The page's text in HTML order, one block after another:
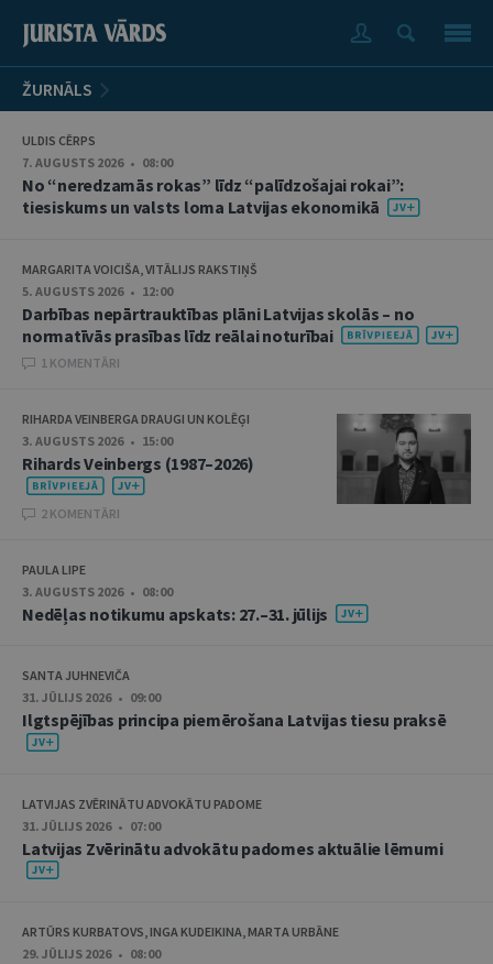
ŽURNĀLS
ULDIS CĒRPS
7. AUGUSTS 2026 • 08:00
No “neredzamās rokas” līdz “palīdzošajai rokai”:
tiesiskums un valsts loma Latvijas ekonomikā
MARGARITA VOICIŠA, VITĀLIJS RAKSTIŅŠ
5. AUGUSTS 2026 • 12:00
Darbības nepārtrauktības plāni Latvijas skolās – no
normatīvās prasības līdz reālai noturībai
1 KOMENTĀRI
RIHARDA VEINBERGA DRAUGI UN KOLĒĢI
3. AUGUSTS 2026 • 15:00
Rihards Veinbergs (1987–2026)
2 KOMENTĀRI
PAULA LIPE
3. AUGUSTS 2026 • 08:00
Nedēļas notikumu apskats: 27.–31. jūlijs
SANTA JUHNEVIČA
31. JŪLIJS 2026 • 09:00
Ilgtspējības principa piemērošana Latvijas tiesu praksē
LATVIJAS ZVĒRINĀTU ADVOKĀTU PADOME
31. JŪLIJS 2026 • 07:00
Latvijas Zvērinātu advokātu padomes aktuālie lēmumi
ARTŪRS KURBATOVS, INGA KUDEIKINA, MARTA URBĀNE
29. JŪLIJS 2026 • 08:00